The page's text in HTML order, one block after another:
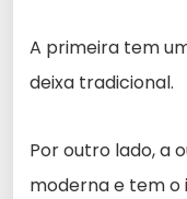
A primeira tem
deixa tradicional.
Por outro lado, a
moderna e tem o